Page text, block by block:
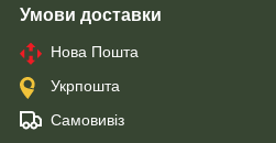
Умови доставки
Нова Пошта
Укрпошта
Самовивіз